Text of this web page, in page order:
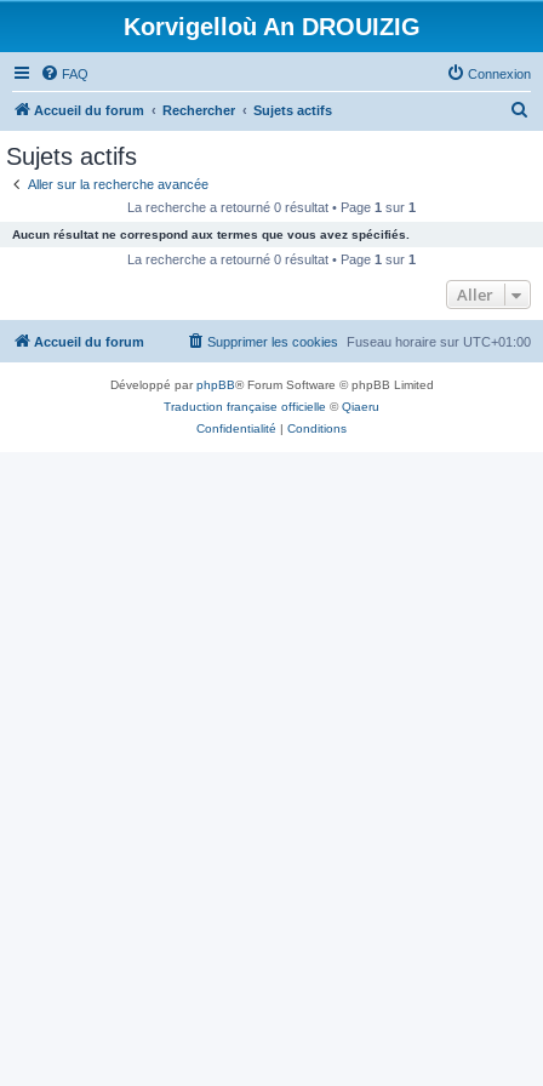
Korvigelloù An DROUIZIG
FAQ Connexion
Accueil du forum Rechercher Sujets actifs
c
e
Sujets actifs
Aller sur la recherche avancée
La recherche a retourné 0 résultat • Page 1 sur 1
Aucun résultat ne correspond aux termes que vous avez spécifiés.
La recherche a retourné 0 résultat • Page 1 sur 1
Aller
Accueil du forum Fuseau horaire sur UTC+01:00
Supprimer les cookies
Développé parphpBB® Forum Software © phpBB Limited
Traduction française officielle ©Qiaeru
Confidentialité | Conditions